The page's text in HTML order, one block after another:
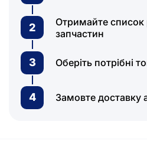
2
Отримайте
запчастин
3 Оберіть потрібні
4 Замовте доставку